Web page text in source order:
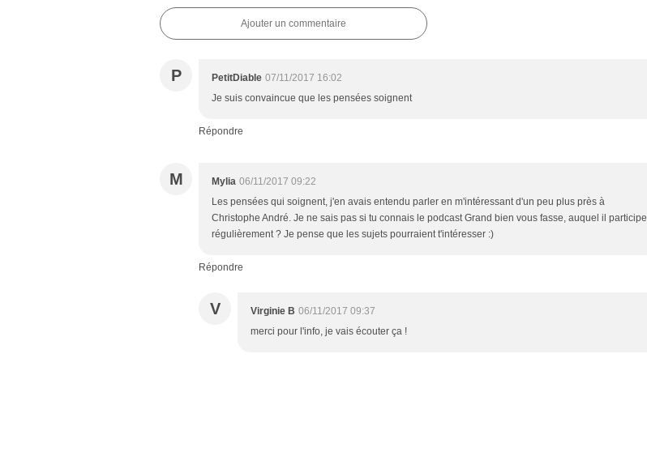
Ajouter un commentaire
P PetitDiable 07/11/2017 16:02
Je suis convaincue que les pensées soignent
Répondre
M Mylia 06/11/2017 09:22
Les pensées qui soignent, j'en avais entendu parler en m'intéressant d'un peu plus près à
Christophe André. Je ne sais pas si tu connais le podcast Grand bien vous fasse, auquel il participe
régulièrement ? Je pense que les sujets pourraient t'intéresser :)
Répondre
V Virginie B 06/11/2017 09:37
merci pour l'info, je vais écouter ça !